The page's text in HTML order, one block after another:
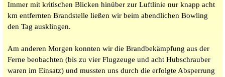
Immer mit kritischen Blicken hinüber zur Luftlinie nur knapp acht
km entfernten Brandstelle ließen wir beim abendlichen Bowling
den Tag ausklingen.
Am anderen Morgen konnten wir die Brandbekämpfung aus der
Ferne beobachten (bis zu vier Flugzeuge und acht Hubschrauber
waren im Einsatz) und mussten uns durch die erfolgte Absperrung